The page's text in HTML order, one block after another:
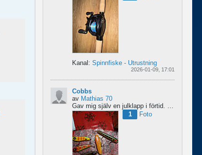
Kanal: Spinnfiske - Utrustning
2026-01-09, 17:01
Cobbs
av Mathias 70
1
Foto